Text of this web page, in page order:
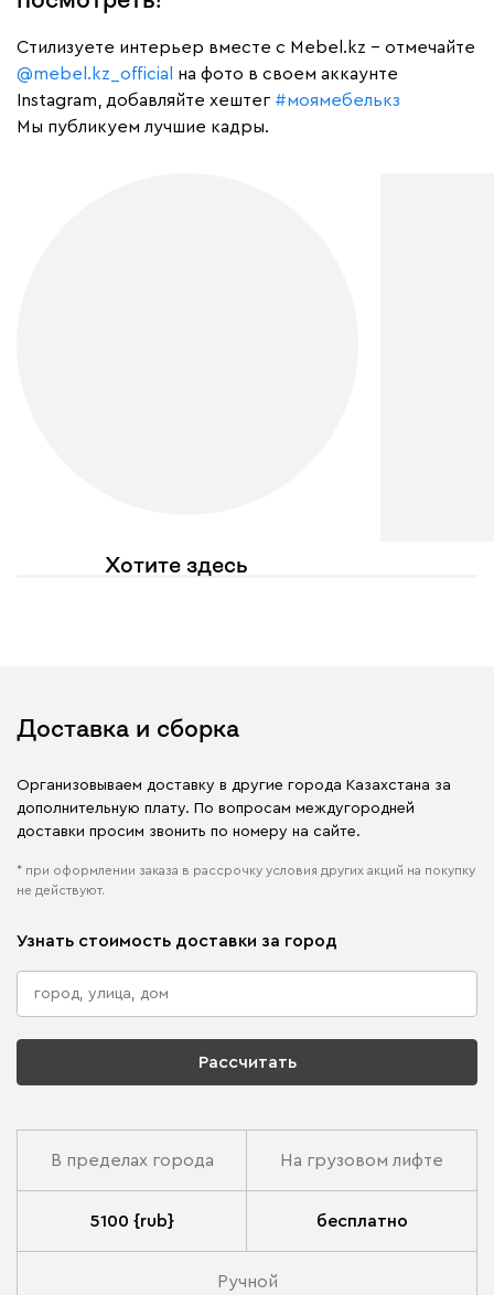
Cтилизуете интерьер вместе с Mebel.kz – отмечайте
@mebel.kz_official
на фото в своем аккаунте
Instagram, добавляйте хештег #моямебелькз
Мы публикуем лучшие кадры.
Хотите здесь
Доставка и сборка
Организовываем доставку в другие города Казахстана за
дополнительную плату. По вопросам междугородней
доставки просим звонить по номеру на сайте.
* при оформлении заказа в рассрочку условия других акций на покупку
не действуют.
Узнать стоимость доставки за город
Рассчитать
В пределах города На грузовом лифте
5100 {rub} бесплатно
Ручной